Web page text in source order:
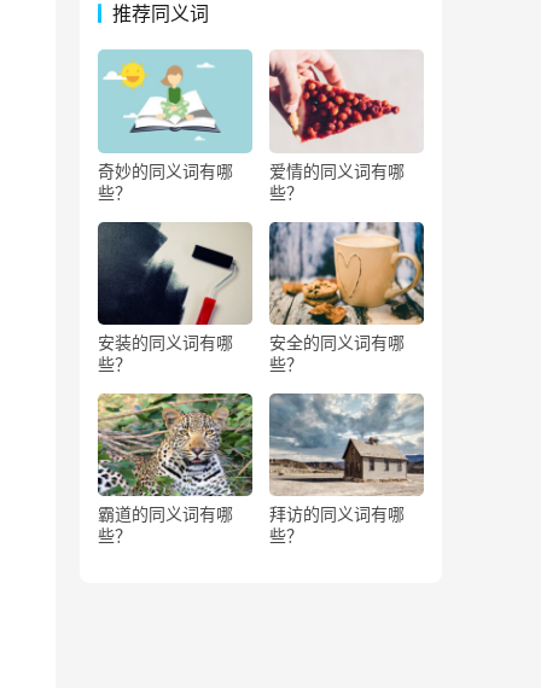
推荐同义词
奇妙的同义词有哪
些？
爱情的同义词有哪
些？
安装的同义词有哪
些？
安全的同义词有哪
些？
霸道的同义词有哪
些？
拜访的同义词有哪
些？